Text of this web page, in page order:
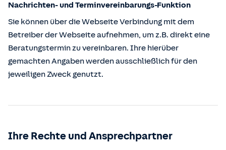
Nachrichten- und Terminvereinbarungs-Funktion
Sie können über die Webseite Verbindung mit dem
Betreiber der Webseite aufnehmen, um z.B. direkt eine
Beratungstermin zu vereinbaren. Ihre hierüber
gemachten Angaben werden ausschließlich für den
jeweiligen Zweck genutzt.
Ihre Rechte und Ansprechpartner